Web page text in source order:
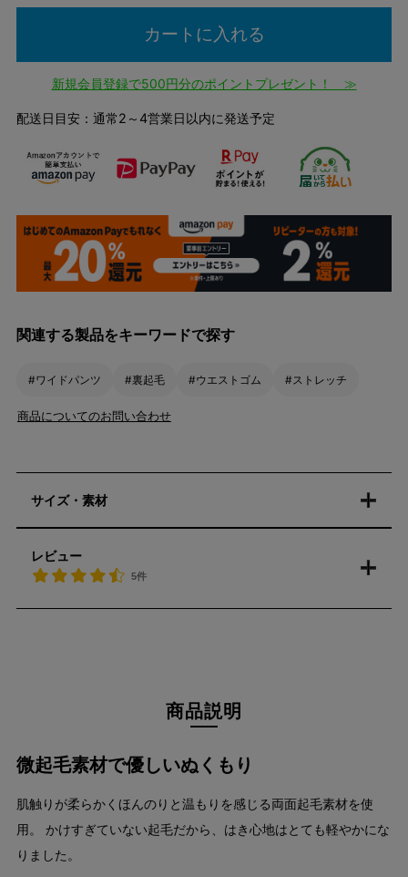
カートに入れる
新規会員登録で500円分のポイントプレゼント！ ≫
配送日目安：通常2～4営業日以内に発送予定
関連する製品をキーワードで探す
#ワイドパンツ #裏起毛 #ウエストゴム #ストレッチ
商品についてのお問い合わせ
サイズ・素材
レビュー
5件
商品説明
微起毛素材で優しいぬくもり
肌触りが柔らかくほんのりと温もりを感じる両面起毛素材を使
用。 かけすぎていない起毛だから、はき心地はとても軽やかにな
りました。